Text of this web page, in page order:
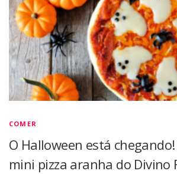
COMER
O Halloween está
mini pizza aranha do Divino